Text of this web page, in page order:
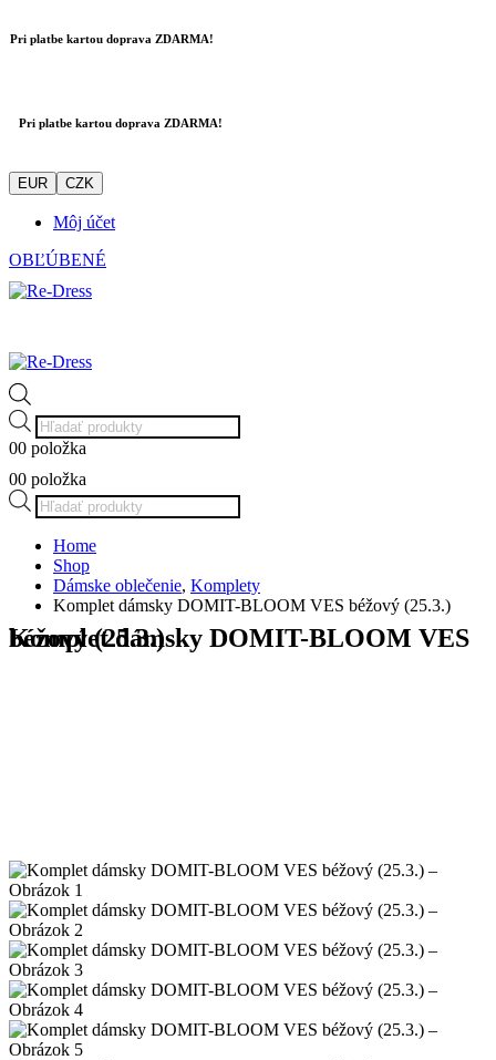
Pri platbe kartou doprava ZDARMA!
Pri platbe kartou doprava ZDARMA!
EUR CZK
Môj účet
OBĽÚBENÉ
Products
search
00 položka
00 položka
Products
search
Home
Shop
Dámske oblečenie, Komplety
Komplet dámsky DOMIT-BLOOM VES béžový (25.3.)
Komplet dámsky DOMIT-BLOOM VES béžový (25.3.)